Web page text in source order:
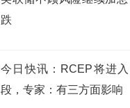
跌
今日快讯：RCEP将进
段，专家：有三方面影响